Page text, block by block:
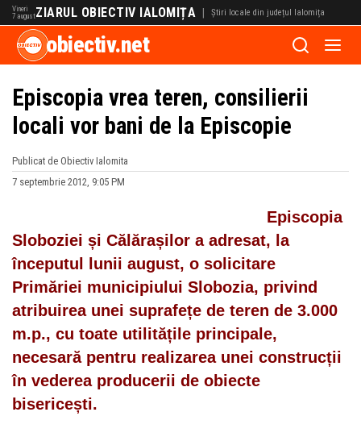
Vineri
7 augustZIARUL OBIECTIV IALOMIȚA | Știri locale din județul Ialomița
obiectiv.net
Episcopia vrea teren, consilierii
locali vor bani de la Episcopie
Publicat de Obiectiv Ialomita
7 septembrie 2012, 9:05 PM
Episcopia
Sloboziei și Călărașilor a adresat, la
începutul lunii august, o solicitare
Primăriei municipiului Slobozia, privind
atribuirea unei suprafețe de teren de 3.000
m.p., cu toate utilitățile principale,
necesară pentru realizarea unei construcții
în vederea producerii de obiecte
bisericești.